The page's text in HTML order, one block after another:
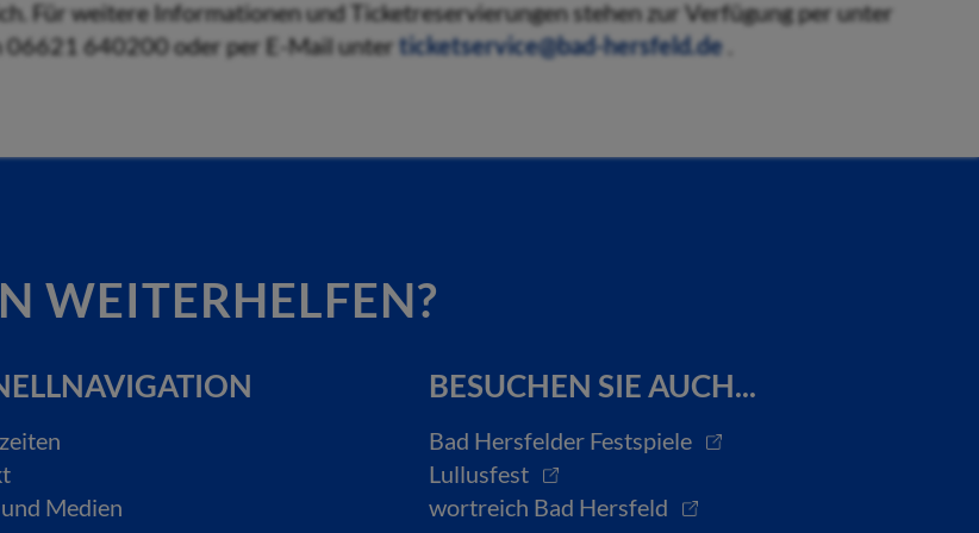
Für weitere Informationen und Ticketreservierungen stehen zur Verfügung per unter
06621 640200 oder per E-Mail unter ticketservice@bad-hersfeld.de
WEITERHELFEN?
Medien
BESUCHEN SIE AUCH...
Bad Hersfelder Festspiele
Lullusfest
wortreich Bad Hersfeld